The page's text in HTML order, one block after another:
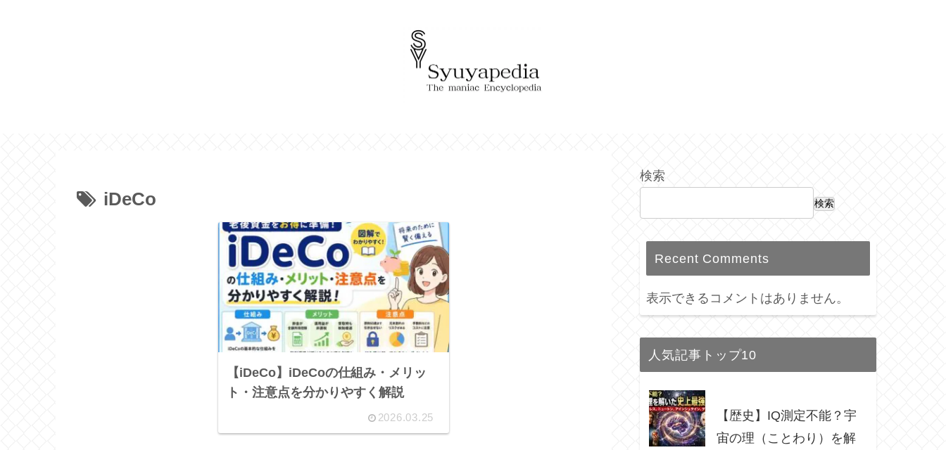
iDeCo
【iDeCo】iDeCoの仕組み・メリッ
ト・注意点を分かりやすく解説
2026.03.25
検索
検索
Recent Comments
表示できるコメントはありません。
人気記事トップ10
【歴史】IQ測定不能？宇
宙の理（ことわり）を解